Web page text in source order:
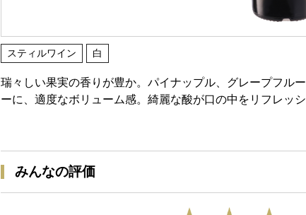
スティルワイン 白
瑞々しい果実の香りが豊か。パイナップル、グレープフル
ーに、適度なボリューム感。綺麗な酸が口の中をリフレッシ
みんなの評価